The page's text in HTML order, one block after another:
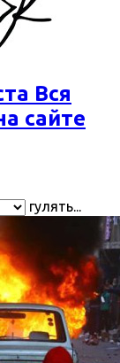
Вся
сайте
гулять...